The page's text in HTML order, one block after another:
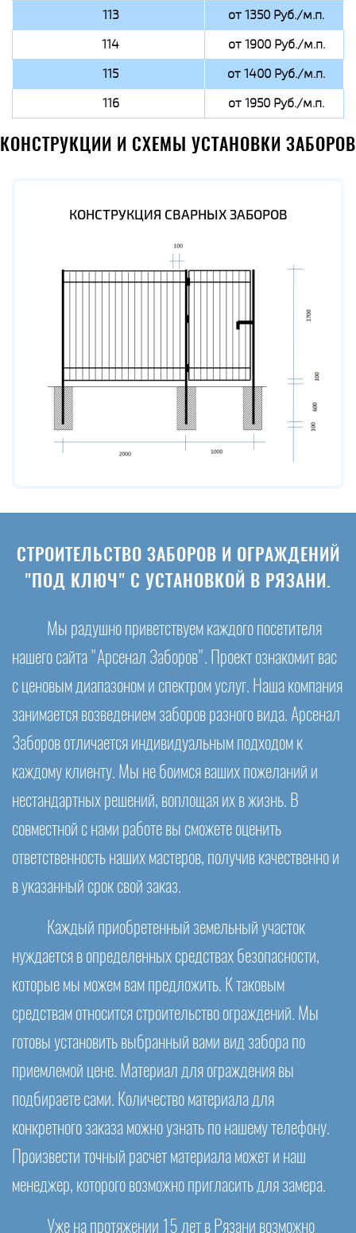
113
от 1350 Руб./м.п.
114
от 1900 Руб./м.п.
115
от 1400 Руб./м.п.
116
от 1950 Руб./м.п.
КОНСТРУКЦИИ И СХЕМЫ УСТАНОВКИ ЗАБОРОВ
КОНСТРУКЦИЯ СВАРНЫХ ЗАБОРОВ
СТРОИТЕЛЬСТВО ЗАБОРОВ И ОГРАЖДЕНИЙ
"ПОД КЛЮЧ" С УСТАНОВКОЙ В РЯЗАНИ.
Мы радушно приветствуем каждого посетителя
нашего сайта "Арсенал Заборов". Проект ознакомит вас
с ценовым диапазоном и спектром услуг. Наша компания
занимается возведением заборов разного вида. Арсенал
Заборов отличается индивидуальным подходом к
каждому клиенту. Мы не боимся ваших пожеланий и
нестандартных решений, воплощая их в жизнь. В
совместной с нами работе вы сможете оценить
ответственность наших мастеров, получив качественно и
в указанный срок свой заказ.
Каждый приобретенный земельный участок
нуждается в определенных средствах безопасности,
которые мы можем вам предложить. К таковым
средствам относится строительство ограждений. Мы
готовы установить выбранный вами вид забора по
приемлемой цене. Материал для ограждения вы
подбираете сами. Количество материала для
конкретного заказа можно узнать по нашему телефону.
Произвести точный расчет материала может и наш
менеджер, которого возможно пригласить для замера.
Уже на протяжении 15 лет в Рязани возможно